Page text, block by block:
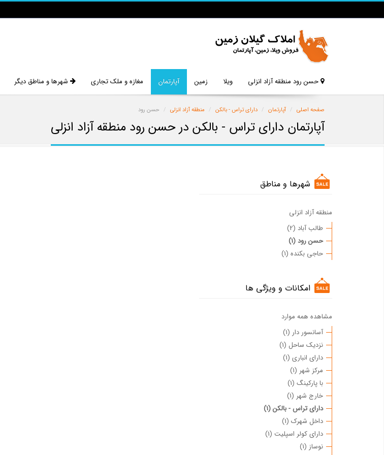
حسن رود منطقه آزاد انزلی ویلا زمین آپارتمان مغازه و ملک تجاری شهرها و مناطق دیگر
صفحه اصلی آپارتمان دارای تراس - بالکن منطقه آزاد انزلی حسن رود
آپارتمان دارای تراس - بالکن در حسن رود منطقه آزاد انزلی
شهرها و مناطق
منطقه آزاد انزلی
طالب آباد (2)
حسن رود (1)
حاجی بکنده (1)
امکانات و ویژگی ها
مشاهده همه موارد
آسانسور دار (1)
نزدیک ساحل (1)
دارای انباری (1)
مرکز شهر (1)
با پارکینگ (1)
خارج شهر (1)
دارای تراس - بالکن (1)
داخل شهرک (1)
دارای کولر اسپلیت (1)
نوساز (1)